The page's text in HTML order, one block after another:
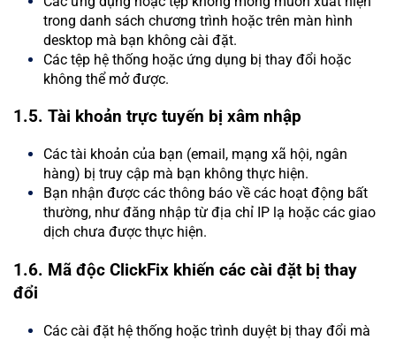
trong danh sách chương trình hoặc trên màn hình
desktop mà bạn không cài đặt.
Các tệp hệ thống hoặc ứng dụng bị thay đổi hoặc
không thể mở được.
1.5. Tài khoản trực tuyến bị xâm nhập
Các tài khoản của bạn (email, mạng xã hội, ngân
hàng) bị truy cập mà bạn không thực hiện.
Bạn nhận được các thông báo về các hoạt động bất
thường, như đăng nhập từ địa chỉ IP lạ hoặc các giao
dịch chưa được thực hiện.
1.6. Mã độc ClickFix khiến các cài đặt bị thay
đổi
Các cài đặt hệ thống hoặc trình duyệt bị thay đổi mà